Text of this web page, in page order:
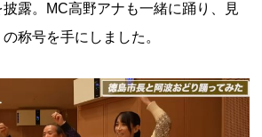
露。MC高野アナも一緒に踊り、見
称号を手にしました。